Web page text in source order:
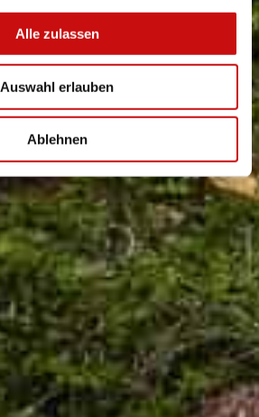
Alle zulassen
Auswahl erlauben
Ablehnen